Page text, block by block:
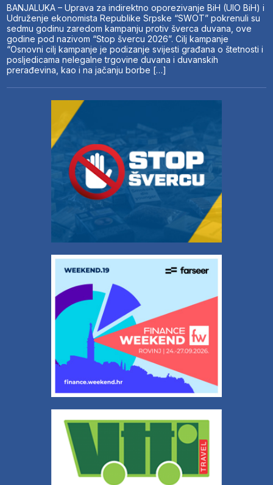
BANJALUKA – Uprava za indirektno oporezivanje BiH (UIO BiH) i
Udruženje ekonomista Republike Srpske “SWOT” pokrenuli su
sedmu godinu zaredom kampanju protiv šverca duvana, ove
godine pod nazivom “Stop švercu 2026”. Cilj kampanje
“Osnovni cilj kampanje je podizanje svijesti građana o štetnosti i
posljedicama nelegalne trgovine duvana i duvanskih
prerađevina, kao i na jačanju borbe […]